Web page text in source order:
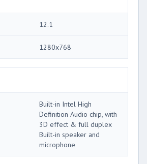
12.1
1280x768
Built-in Intel High
Definition Audio chip, with
3D effect & full duplex
Built-in speaker and
microphone